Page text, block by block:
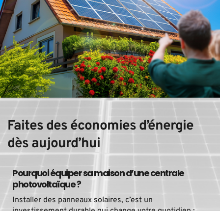
Faites des économies d’énergie
dès aujourd’hui
Pourquoi équiper sa maison d’une centrale
photovoltaïque ?
Installer des panneaux solaires, c’est un